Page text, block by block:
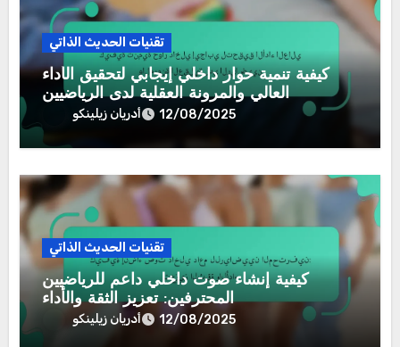
تقنيات الحديث الذاتي
كيفية تنمية حوار داخلي إيجابي لتحقيق الأداء
العالي والمرونة العقلية لدى الرياضيين
أدريان زيلينكو 12/08/2025
تقنيات الحديث الذاتي
كيفية إنشاء صوت داخلي داعم للرياضيين
المحترفين: تعزيز الثقة والأداء
أدريان زيلينكو 12/08/2025